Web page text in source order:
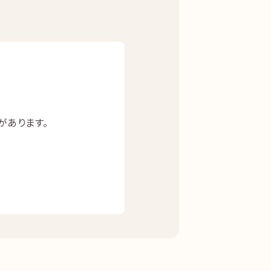
ります。